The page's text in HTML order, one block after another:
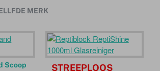
MERK
Scoop
STREEPLOOS